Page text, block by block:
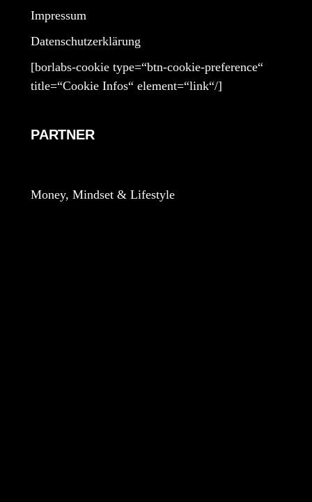
Impressum
Datenschutzerklärung
[borlabs-cookie type=“btn-cookie-preference“
title=“Cookie Infos“ element=“link“/]
PARTNER
Money, Mindset & Lifestyle